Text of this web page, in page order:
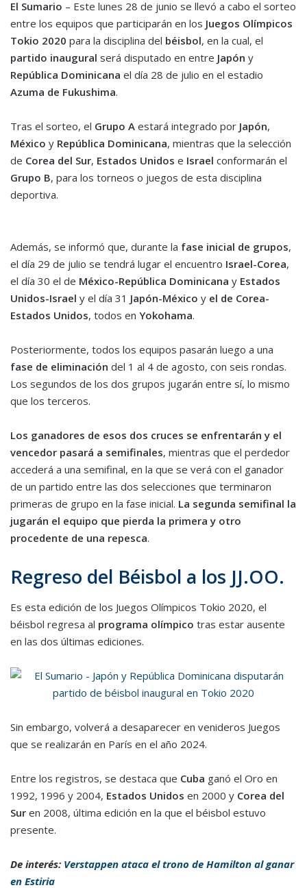
El Sumario – Este lunes 28 de junio se llevó a cabo el sorteo
entre los equipos que participarán en los Juegos Olímpicos
Tokio 2020 para la disciplina del béisbol, en la cual, el
partido inaugural será disputado en entre Japón y
República Dominicana el día 28 de julio en el estadio
Azuma de Fukushima.
Tras el sorteo, el Grupo A estará integrado por Japón,
México y República Dominicana, mientras que la selección
de Corea del Sur, Estados Unidos e Israel conformarán el
Grupo B, para los torneos o juegos de esta disciplina
deportiva.
Además, se informó que, durante la fase inicial de grupos,
el día 29 de julio se tendrá lugar el encuentro Israel-Corea,
el día 30 el de México-República Dominicana y Estados
Unidos-Israel y el día 31 Japón-México y el de Corea-
Estados Unidos, todos en Yokohama.
Posteriormente, todos los equipos pasarán luego a una
fase de eliminación del 1 al 4 de agosto, con seis rondas.
Los segundos de los dos grupos jugarán entre sí, lo mismo
que los terceros.
Los ganadores de esos dos cruces se enfrentarán y el
vencedor pasará a semifinales, mientras que el perdedor
accederá a una semifinal, en la que se verá con el ganador
de un partido entre las dos selecciones que terminaron
primeras de grupo en la fase inicial. La segunda semifinal la
jugarán el equipo que pierda la primera y otro
procedente de una repesca.
Regreso del Béisbol a los JJ.OO.
Es esta edición de los Juegos Olímpicos Tokio 2020, el
béisbol regresa al programa olímpico tras estar ausente
en las dos últimas ediciones.
Sin embargo, volverá a desaparecer en venideros Juegos
que se realizarán en París en el año 2024.
Entre los registros, se destaca que Cuba ganó el Oro en
1992, 1996 y 2004, Estados Unidos en 2000 y Corea del
Sur en 2008, última edición en la que el béisbol estuvo
presente.
De interés: Verstappen ataca el trono de Hamilton al ganar
en Estiria